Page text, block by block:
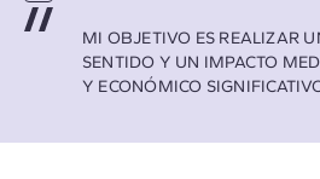
MI OBJETIVO ES REALIZAR
SENTIDO Y UN IMPACTO
Y ECONÓMICO